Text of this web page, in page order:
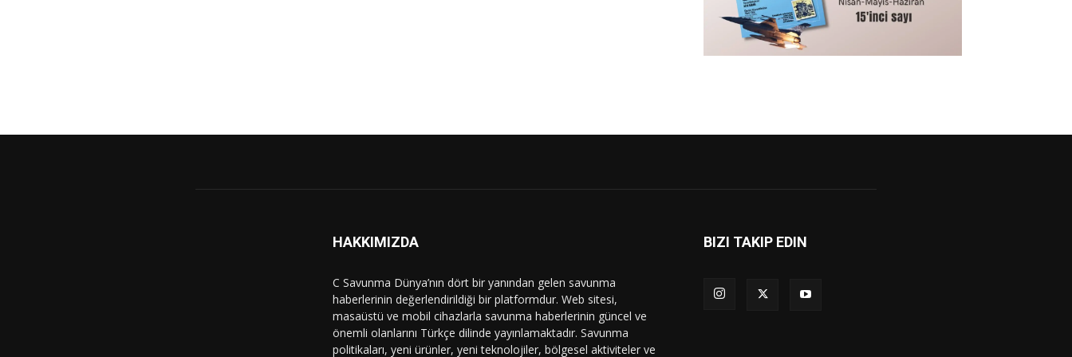
HAKKIMIZDA
C Savunma Dünya’nın dört bir yanından gelen savunma
haberlerinin değerlendirildiği bir platformdur. Web sitesi,
masaüstü ve mobil cihazlarla savunma haberlerinin güncel ve
önemli olanlarını Türkçe dilinde yayınlamaktadır. Savunma
politikaları, yeni ürünler, yeni teknolojiler, bölgesel aktiviteler ve
BIZI TAKIP EDIN